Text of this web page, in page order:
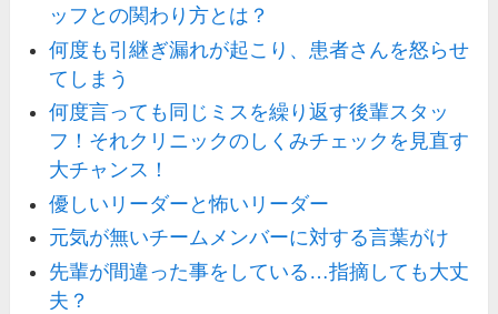
ッフとの関わり方とは？
何度も引継ぎ漏れが起こり、患者さんを怒らせ
てしまう
何度言っても同じミスを繰り返す後輩スタッ
フ！それクリニックのしくみチェックを見直す
大チャンス！
優しいリーダーと怖いリーダー
元気が無いチームメンバーに対する言葉がけ
先輩が間違った事をしている…指摘しても大丈
夫？